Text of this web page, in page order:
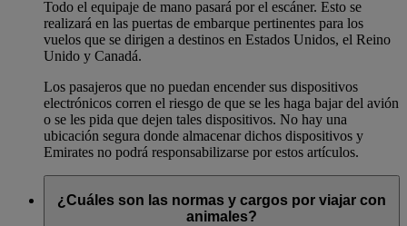
Todo el equipaje de mano pasará por el escáner. Esto se
realizará en las puertas de embarque pertinentes para los
vuelos que se dirigen a destinos en Estados Unidos, el Reino
Unido y Canadá.
Los pasajeros que no puedan encender sus dispositivos
electrónicos corren el riesgo de que se les haga bajar del avión
o se les pida que dejen tales dispositivos. No hay una
ubicación segura donde almacenar dichos dispositivos y
Emirates no podrá responsabilizarse por estos artículos.
¿Cuáles son las normas y cargos por viajar con
animales?